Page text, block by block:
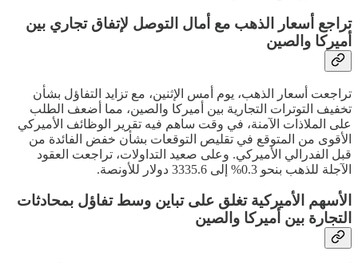
تراجع أسعار الذهب مع أمال التوصل لإتفاق تجاري بين
أميركا والصين
تراجعت أسعار الذهب، يوم أمس الإثنين، مع تزايد التفاؤل بشأن
تخفيف التوترات التجارية بين أميركا والصين، مما أضعف الطلب
على الملاذات الآمنة، في وقت ساهم فيه تقرير الوظائف الأميركي
الأقوى من المتوقع في تقليص التوقعات بشأن خفض الفائدة من
قبل الفدرالي الأميركي. وعلى صعيد التداولات، تراجعت العقود
الآجلة للذهب بنحو 0.3% إلى 3335.6 دولار للأونصة.
الأسهم الأميركية تغلق على تباين وسط تفاؤل بمحادثات
التجارة بين أميركا والصين